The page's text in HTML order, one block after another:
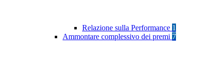
Relazione sulla Performance 1
Ammontare complessivo dei premi 7